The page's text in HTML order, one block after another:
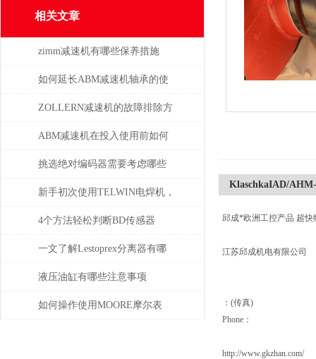
相关文章
zimm减速机有哪些保养措施
如何延长ABM减速机轴承的使
用寿命
ZOLLERN减速机的故障排除方
法有哪些
ABM减速机在投入使用前如何
安装
挑选绝对编码器需要考虑哪些
问题
新手初次使用TELWIN电焊机，
需注意这几点
4个方法轻松判断BD传感器
DMP的好坏，不信试一试
一文了解Lestoprex分离器有哪
些知识
液压油缸有哪些注意事项
如何操作使用MOORE摩尔表
KlaschkaIAD/
邱成*欧洲工控产品 超
江苏邱成机电有限公司
：(传真)
Phone：
http://www.gkzhan.com/